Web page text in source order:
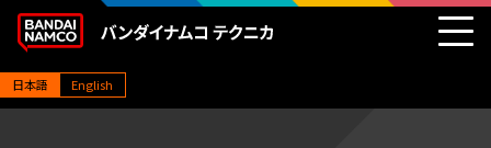
へ
キ
ッ
日本語 English